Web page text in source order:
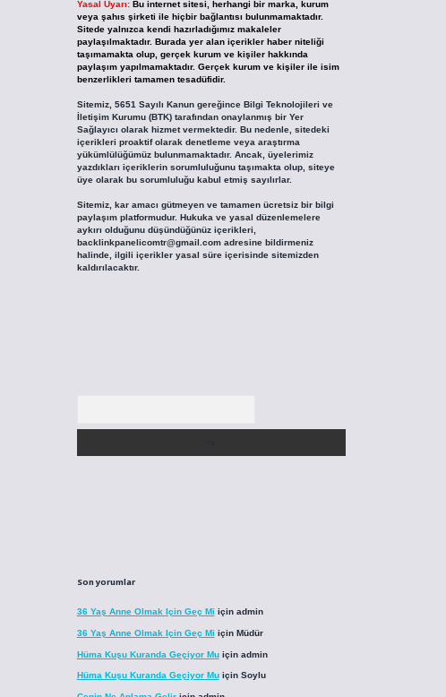
Yasal Uyarı: Bu internet sitesi, herhangi bir marka, kurum
veya şahıs şirketi ile hiçbir bağlantısı bulunmamaktadır.
Sitede yalnızca kendi hazırladığımız makaleler
paylaşılmaktadır. Burada yer alan içerikler haber niteliği
taşımamakta olup, gerçek kurum ve kişiler hakkında
paylaşım yapılmamaktadır. Gerçek kurum ve kişiler ile isim
benzerlikleri tamamen tesadüfidir.
Sitemiz, 5651 Sayılı Kanun gereğince Bilgi Teknolojileri ve
İletişim Kurumu (BTK) tarafından onaylanmış bir Yer
Sağlayıcı olarak hizmet vermektedir. Bu nedenle, sitedeki
içerikleri proaktif olarak denetleme veya araştırma
yükümlülüğümüz bulunmamaktadır. Ancak, üyelerimiz
yazdıkları içeriklerin sorumluluğunu taşımakta olup, siteye
üye olarak bu sorumluluğu kabul etmiş sayılırlar.
Sitemiz, kar amacı gütmeyen ve tamamen ücretsiz bir bilgi
paylaşım platformudur. Hukuka ve yasal düzenlemelere
aykırı olduğunu düşündüğünüz içerikleri,
backlinkpanelicomtr@gmail.comadresine bildirmeniz
halinde, ilgili içerikler yasal süre içerisinde sitemizden
kaldırılacaktır.
Son yorumlar
36 Yaş Anne Olmak Için Geç Mi için admin
36 Yaş Anne Olmak Için Geç Mi için Müdür
Hüma Kuşu Kuranda Geçiyor Muiçin admin
Hüma Kuşu Kuranda Geçiyor Muiçin Soylu